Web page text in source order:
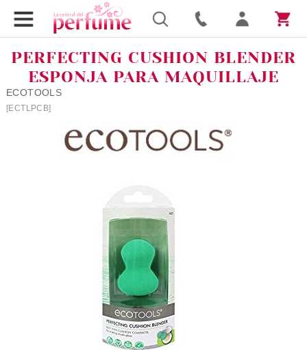
PERFECTING CUSHION BLENDER
ESPONJA PARA MAQUILLAJE
ECOTOOLS
[ECTLPCB]